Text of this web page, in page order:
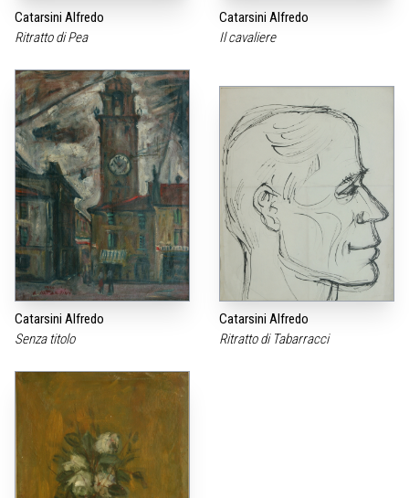
Catarsini Alfredo
Ritratto di Pea
Catarsini Alfredo
Il cavaliere
Catarsini Alfredo
Senza titolo
Catarsini Alfredo
Ritratto di Tabarracci